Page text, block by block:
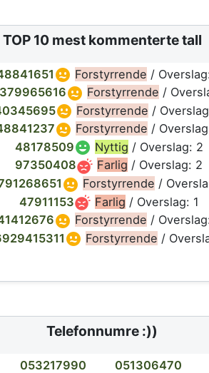
TOP 10 mest kommenterte tall
Forstyrrende /
Forstyrrende /
Forstyrrende /
Forstyrrende /
48178509
Nyttig / Overslag: 2
97350408
Farlig / Overslag: 2
Forstyrrende /
47911153
Farlig / Overslag: 1
Forstyrrende /
Forstyrrende /
Telefonnumre :))
053217990
051306470